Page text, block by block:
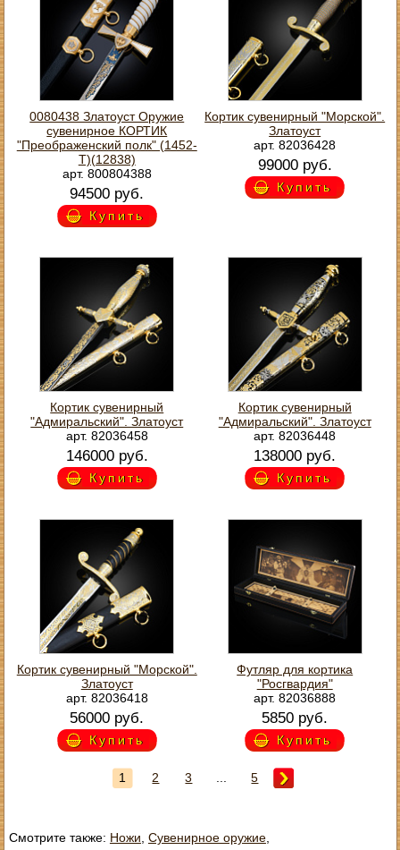
0080438 Златоуст Оружие
сувенирное КОРТИК
"Преображенский полк" (1452-
Т)(12838)
арт. 800804388
94500 руб.
Купить
Кортик сувенирный "Морской".
Златоуст
арт. 82036428
99000 руб.
Купить
Кортик сувенирный
"Адмиральский". Златоуст
арт. 82036458
146000 руб.
Купить
Кортик сувенирный
"Адмиральский". Златоуст
арт. 82036448
138000 руб.
Купить
Кортик сувенирный "Морской".
Златоуст
арт. 82036418
56000 руб.
Купить
Футляр для кортика
"Росгвардия"
арт. 82036888
5850 руб.
Купить
1 2 3 5
Смотрите также: Ножи Сувенирное оружие,